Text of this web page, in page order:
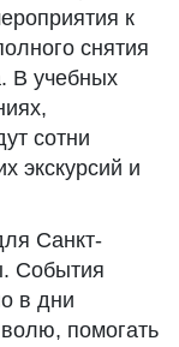
к
снятия
В учебных
сотни
экскурсий и
Санкт-
События
в дни
помогать